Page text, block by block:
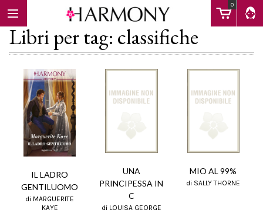
0
EBOOK
Libri per tag: classifiche
IL LADRO
GENTILUOMO
di MARGUERITE
KAYE
UNA
PRINCIPESSA IN
C
di LOUISA GEORGE
MIO AL 99%
di SALLY THORNE